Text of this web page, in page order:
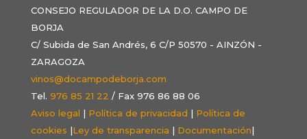
CONSEJO REGULADOR DE LA D.O. CAMPO DE
BORJA
C/ Subida de San Andrés, 6 C/P 50570 - AINZÓN -
ZARAGOZA
vinos@docampodeborja.com
Tel. 976 85 21 22 / Fax 976 86 88 06
Aviso legal | Política de privacidad | Política de
cookies |Ley de transparencia | Documentación|